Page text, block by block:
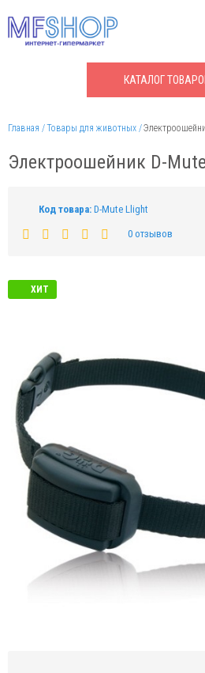
КАТАЛОГ
Главная Товары для животных
Электроошейник D-
Код товара: D-Mute Llight
0 отзывов
ХИТ